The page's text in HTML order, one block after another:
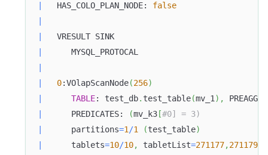
   HAS_COLO_PLAN_NODE:
false
VRESULT
0:VOlapScanNode(256)
TABLE: test_db. test_table(mv_1) ,
      PREDICATES:
(mv_k3 [#0] = 3)
      partitions
=1/1 (test_table)
      tablets
=10/10, tabletList=271177,271179